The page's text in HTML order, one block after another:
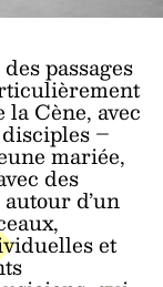
passages
Cène, avec
–
mariée,
des
d’un
et